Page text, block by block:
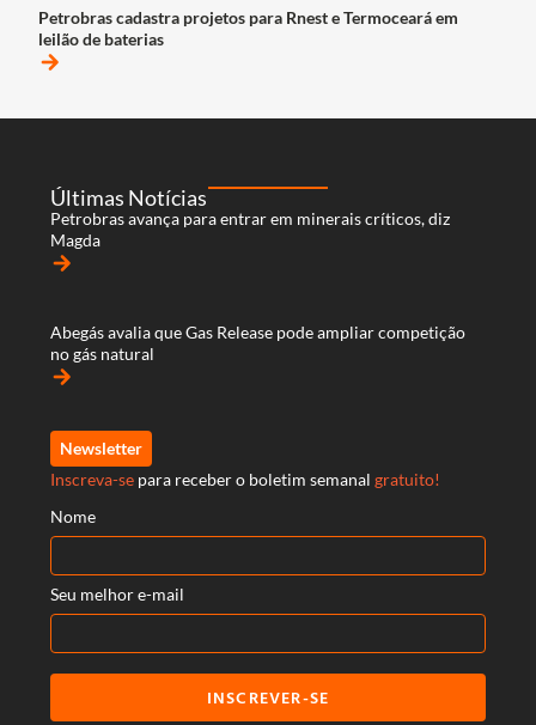
Petrobras cadastra projetos para Rnest e Termoceará em
leilão de baterias
arrow_forward
Últimas Notícias
Petrobras avança para entrar em minerais críticos, diz
Magda
arrow_forward
Abegás avalia que Gas Release pode ampliar competição
no gás natural
arrow_forward
Newsletter
Inscreva-se para receber o boletim semanal gratuito!
Nome
Seu melhor e-mail
INSCREVER-SE